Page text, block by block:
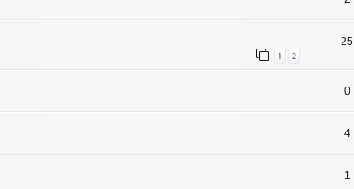
1 2
25
0
4
1